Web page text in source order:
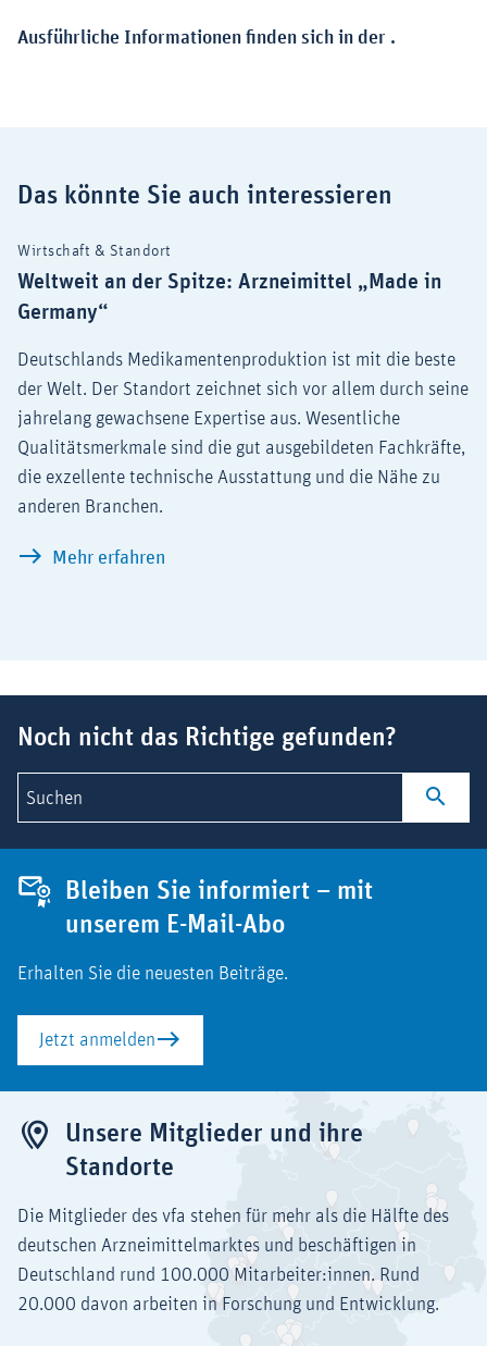
Ausführliche Informationen finden sich in der .
Das könnte Sie auch interessieren
Wirtschaft & Standort
Weltweit an der Spitze: Arzneimittel „Made in
Germany“
Deutschlands Medikamentenproduktion ist mit die beste
der Welt. Der Standort zeichnet sich vor allem durch seine
jahrelang gewachsene Expertise aus. Wesentliche
Qualitätsmerkmale sind die gut ausgebildeten Fachkräfte,
die exzellente technische Ausstattung und die Nähe zu
anderen Branchen.
Mehr erfahren
Noch nicht das Richtige gefunden?
Suchen
Bleiben Sie informiert – mit
unserem E-Mail-Abo
Erhalten Sie die neuesten Beiträge.
Jetzt anmelden
Unsere Mitglieder und ihre
Standorte
Die Mitglieder des vfa stehen für mehr als die Hälfte des
deutschen Arzneimittelmarktes und beschäftigen in
Deutschland rund 100.000 Mitarbeiter:innen. Rund
20.000 davon arbeiten in Forschung und Entwicklung.